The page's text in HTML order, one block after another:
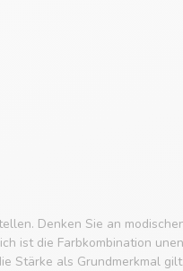
Denken Sie an
ist die Farbkombination
Stärke als Grundmerkmal gilt.